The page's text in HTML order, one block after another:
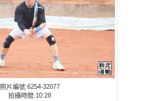
照片編號:6254-32077
拍攝時間:10:28